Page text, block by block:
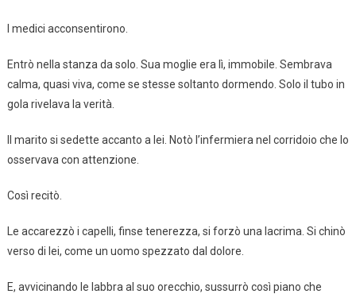
I medici acconsentirono.
Entrò nella stanza da solo. Sua moglie era lì, immobile. Sembrava
calma, quasi viva, come se stesse soltanto dormendo. Solo il tubo in
gola rivelava la verità.
Il marito si sedette accanto a lei. Notò l’infermiera nel corridoio che lo
osservava con attenzione.
Così recitò.
Le accarezzò i capelli, finse tenerezza, si forzò una lacrima. Si chinò
verso di lei, come un uomo spezzato dal dolore.
E, avvicinando le labbra al suo orecchio, sussurrò così piano che